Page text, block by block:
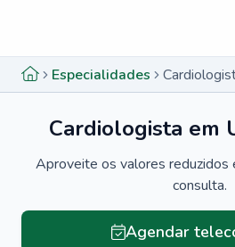
Especialidades
Cardiologista em
Aproveite os valores reduzidos
consulta.
Agendar